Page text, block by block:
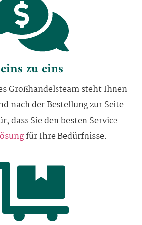
eins zu eins
Großhandelsteam steht Ihnen
nach der Bestellung zur Seite
dass Sie den besten Service
für Ihre Bedürfnisse.